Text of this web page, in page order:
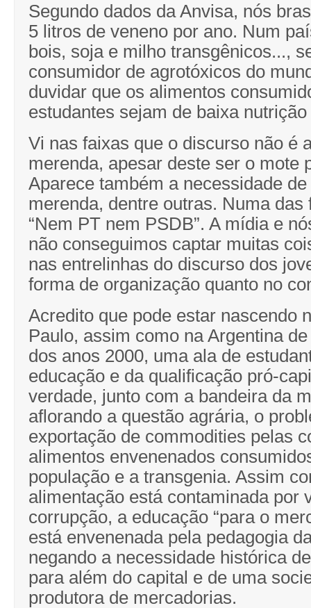
Segundo dados da Anvisa, nós
5 litros de veneno por ano. Num
bois, soja e milho transgênicos...,
consumidor de agrotóxicos do
duvidar que os alimentos
estudantes sejam de baixa
Vi nas faixas que o discurso não é
merenda, apesar deste ser o mote
Aparece também a necessidade
merenda, dentre outras. Numa das
“Nem PT nem PSDB”. A mídia e
não conseguimos captar muitas
nas entrelinhas do discurso dos
forma de organização quanto no
Acredito que pode estar nascendo
Paulo, assim como na Argentina
dos anos 2000, uma ala de
educação e da qualificação pró-
verdade, junto com a bandeira da
aflorando a questão agrária, o
exportação de commodities pelas
alimentos envenenados
população e a transgenia. Assim
alimentação está contaminada por
corrupção, a educação “para o
está envenenada pela pedagogia
negando a necessidade histórica
para além do capital e de uma
produtora de mercadorias.